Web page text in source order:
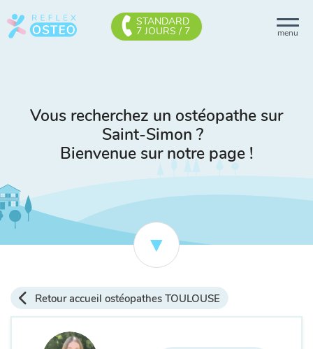
menu
STANDARD
7 JOURS / 7
Vous recherchez un ostéopathe sur
Saint-Simon ?
Bienvenue sur notre page !
Retour accueil ostéopathes TOULOUSE